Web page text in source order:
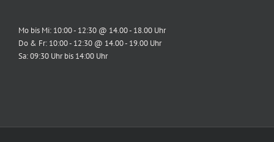
Mo bis Mi: 10:00 - 12:30 @ 14.00 - 18.00 Uhr
Do & Fr: 10:00 - 12:30 @ 14.00 - 19.00 Uhr
Sa: 09:30 Uhr bis 14:00 Uhr